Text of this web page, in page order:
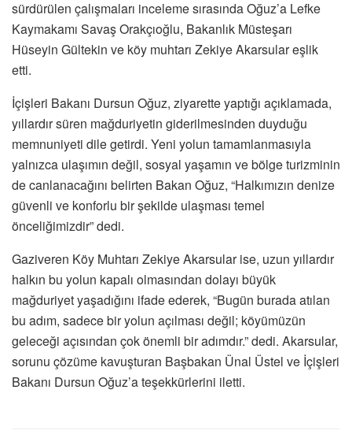
sürdürülen çalışmaları inceleme sırasında Oğuz’a Lefke
Kaymakamı Savaş Orakçıoğlu, Bakanlık Müsteşarı
Hüseyin Gültekin ve köy muhtarı Zekiye Akarsular eşlik
etti.
İçişleri Bakanı Dursun Oğuz, ziyarette yaptığı açıklamada,
yıllardır süren mağduriyetin giderilmesinden duyduğu
memnuniyeti dile getirdi. Yeni yolun tamamlanmasıyla
yalnızca ulaşımın değil, sosyal yaşamın ve bölge turizminin
de canlanacağını belirten Bakan Oğuz, “Halkımızın denize
güvenli ve konforlu bir şekilde ulaşması temel
önceliğimizdir” dedi.
Gaziveren Köy Muhtarı Zekiye Akarsular ise, uzun yıllardır
halkın bu yolun kapalı olmasından dolayı büyük
mağduriyet yaşadığını ifade ederek, “Bugün burada atılan
bu adım, sadece bir yolun açılması değil; köyümüzün
geleceği açısından çok önemli bir adımdır.” dedi. Akarsular,
sorunu çözüme kavuşturan Başbakan Ünal Üstel ve İçişleri
Bakanı Dursun Oğuz’a teşekkürlerini iletti.